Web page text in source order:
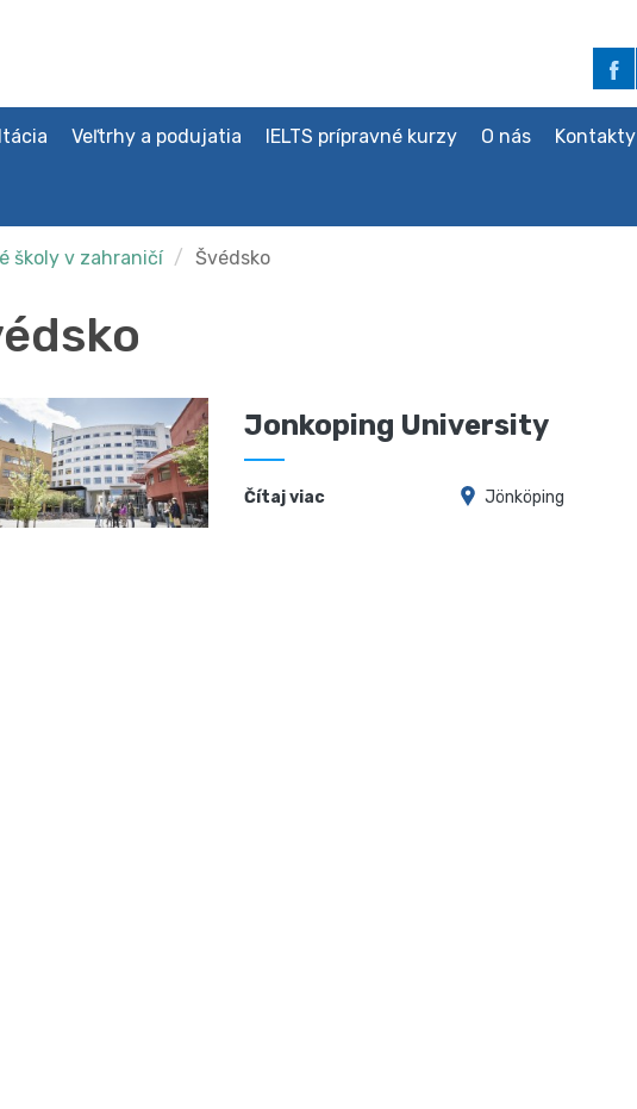
Veľtrhy a podujatia IELTS prípravné kurzy O nás Kontakty
školy v zahraničí Švédsko
Jonkoping University
Čítaj viac Jönköping